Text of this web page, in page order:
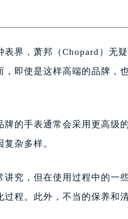
东路5001号华润大厦写字楼
文昌一路7号华贸大厦写字
东路95号华润大厦写字楼B
东路6号SAC东原中心写字
桥步行街2号融恒时代广场
路10号华润大厦写字楼29
路137号亨得利名表服务中
表界，萧邦（Chopard）无
即使是这样高端的品牌，
的手表通常会采用更高级
杂多样。
究，但在使用过程中的一
程。此外，不当的保养和